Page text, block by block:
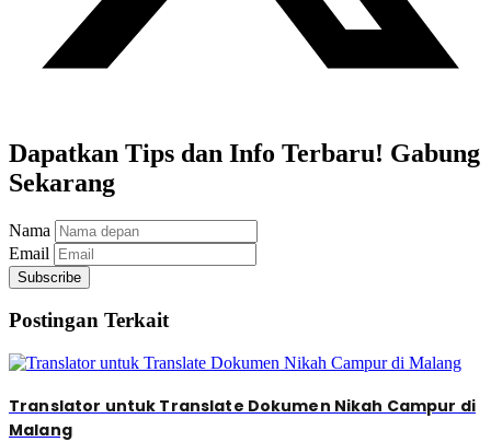
Dapatkan Tips dan Info Terbaru! Gabung
Sekarang
Nama
Email
Subscribe
Postingan Terkait
Translator untuk Translate Dokumen Nikah Campur di
Malang